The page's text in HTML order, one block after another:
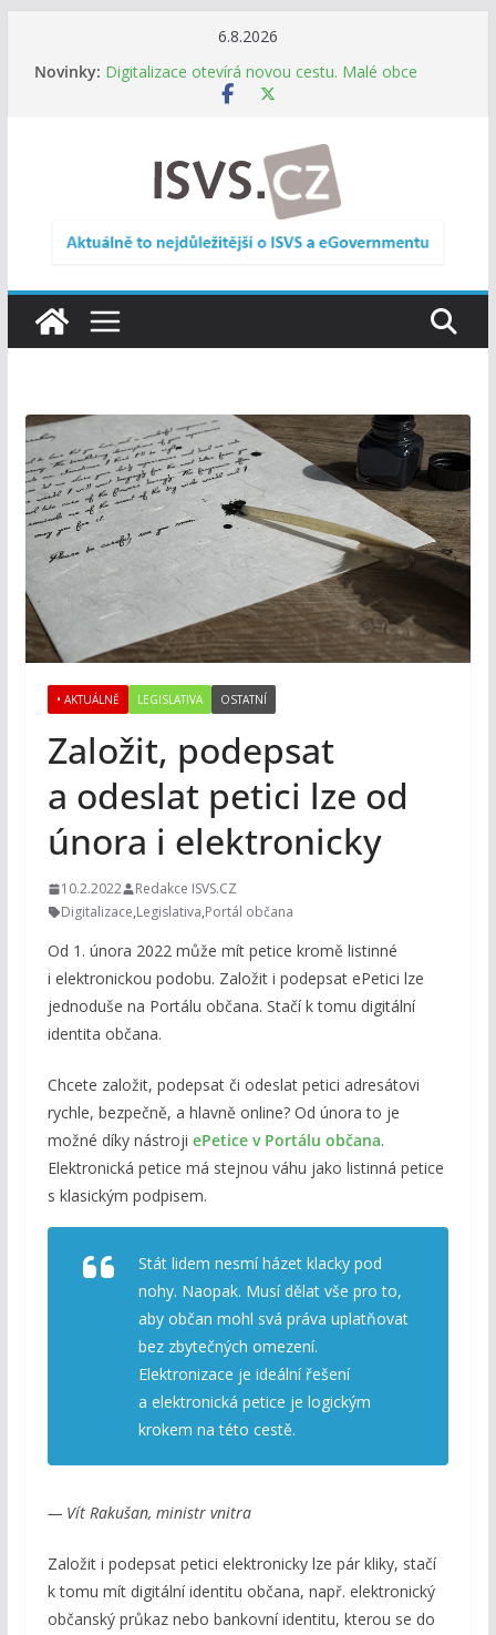
6.8.2026
Novinky: Digitalizace otevírá novou cestu. Malé obce
nemusí zanikat, mohou více spolupracovat
DIA: Informační systém dlouhodobého řízení
(ISDŘ) je od července v plném provozu
RVIS – Výbor pro architekturu a řízení ICT
zveřejnil materiály z nového jednání
Informace o obcích vždy po ruce. SMS ČR spouští
• AKTUÁLNĚ LEGISLATIVA OSTATNÍ
Založit, podepsat
a odeslat petici lze od
února i elektronicky
10.2.2022
Redakce ISVS.CZ
Digitalizace,Legislativa,Portál občana
Od 1. února 2022 může mít petice kromě listinné
i elektronickou podobu. Založit i podepsat ePetici lze
jednoduše na Portálu občana. Stačí k tomu digitální
identita občana.
Chcete založit, podepsat či odeslat petici adresátovi
rychle, bezpečně, a hlavně online? Od února to je
možné díky nástroji ePetice v Portálu občana.
Elektronická petice má stejnou váhu jako listinná petice
s klasickým podpisem.
Stát lidem nesmí házet klacky pod
nohy. Naopak. Musí dělat vše pro to,
aby občan mohl svá práva uplatňovat
bez zbytečných omezení.
Elektronizace je ideální řešení
a elektronická petice je logickým
krokem na této cestě.
— Vít Rakušan, ministr vnitra
Založit i podepsat petici elektronicky lze pár kliky, stačí
k tomu mít digitální identitu občana, např. elektronický
občanský průkaz nebo bankovní identitu, kterou se do